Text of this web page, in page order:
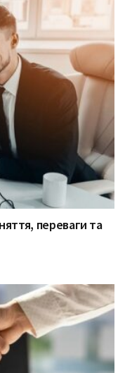
переваги та